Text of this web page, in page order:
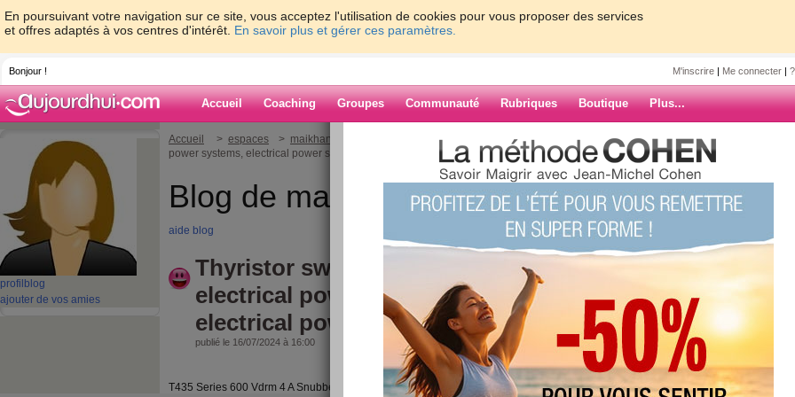
En poursuivant votre navigation sur ce site, vous acceptez l'utilisation de cookies pour vous proposer des services
et offres adaptés à vos centres d'intérêt. En savoir plus et gérer ces paramètres.
Bonjour ! M'inscrire | Me connecter |
Accueil Coaching Groupes Communauté Rubriques Boutique Plus...
profil blog
ajouter de vos amies
Accueil > espaces > maikhanh80
> Thyristor switched capacitor, electrical
power systems, electrical power systems
Blog de maikhanh80
aide blog
Thyristor switched capacitor,
electrical power systems,
electrical power systems
publié le 16/07/2024 à 16:00
T435 Series 600 Vdrm 4 A Snubberless Triac AC Switch Surface Mount - TO-252
ARCHIVES